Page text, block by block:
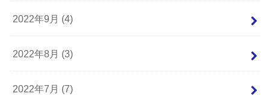
2022年9月 (4)
2022年8月 (3)
2022年7月 (7)